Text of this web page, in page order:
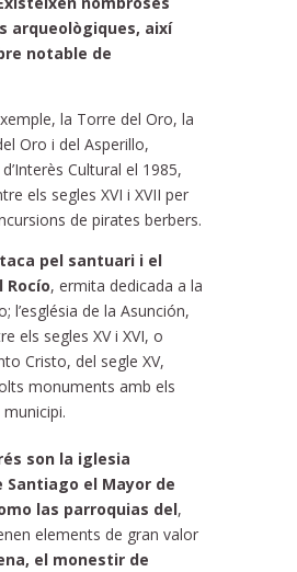
arqueològiques, així
notable de
la Torre del Oro, la
Oro i del Asperillo,
Cultural el 1985,
els segles XVI i XVII per
de pirates berbers.
pel santuari i el
Rocío, ermita dedicada a la
l’església de la Asunción,
els segles XV i XVI, o
Cristo, del segle XV,
monuments amb els
son la iglesia
Santiago el Mayor de
las parroquias del,
elements de gran valor
el monestir de